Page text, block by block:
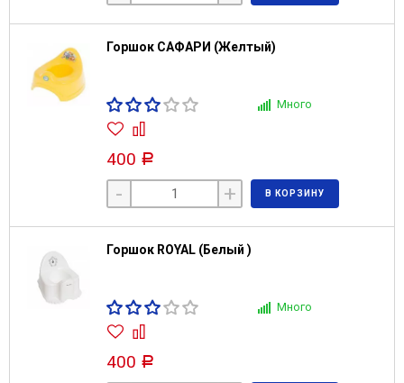
Горшок САФАРИ (Желтый)
Много
400 Р
- + В КОРЗИНУ
Горшок ROYAL (Белый )
Много
400 Р